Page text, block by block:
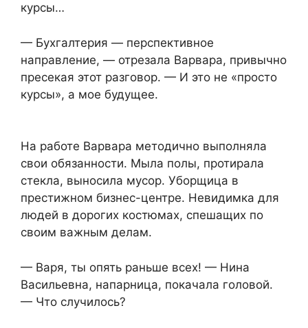
курсы…
— Бухгалтерия — перспективное
направление, — отрезала Варвара, привычно
пресекая этот разговор. — И это не «просто
курсы», а мое будущее.
На работе Варвара методично выполняла
свои обязанности. Мыла полы, протирала
стекла, выносила мусор. Уборщица в
престижном бизнес-центре. Невидимка для
людей в дорогих костюмах, спешащих по
своим важным делам.
— Варя, ты опять раньше всех! — Нина
Васильевна, напарница, покачала головой.
— Что случилось?